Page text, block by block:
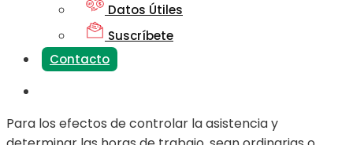
Datos Útiles
Suscríbete
Contacto
Para los efectos de controlar la asistencia y